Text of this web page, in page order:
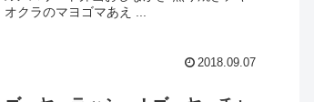
クラのマヨゴマあえ ...
2018.09.07